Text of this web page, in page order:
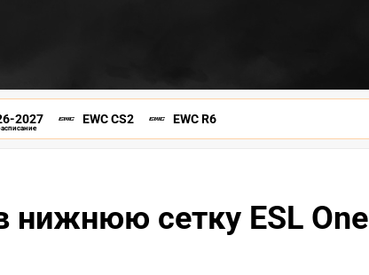
2027 EWC CS2 EWC R6
нижнюю сетку ESL One